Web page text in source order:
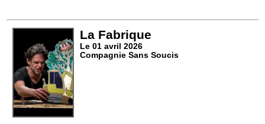
La Fabrique
Le 01 avril 2026
Compagnie Sans Soucis